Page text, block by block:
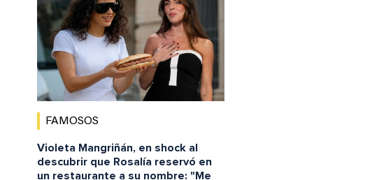
FAMOSOS
Violeta Mangriñán, en shock al
descubrir que Rosalía reservó en
un restaurante a su nombre: "Me